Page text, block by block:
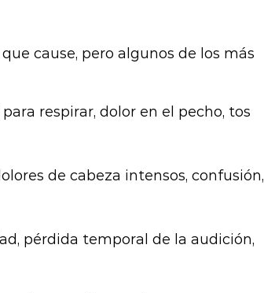
cause, pero algunos de los más
respirar, dolor en el pecho, tos
de cabeza intensos, confusión,
pérdida temporal de la audición,